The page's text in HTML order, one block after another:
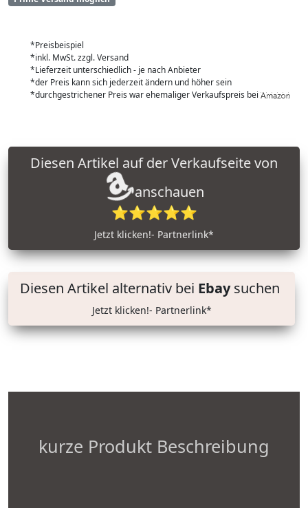
*Preisbeispiel
*inkl. MwSt. zzgl. Versand
*Lieferzeit unterschiedlich - je nach Anbieter
*der Preis kann sich jederzeit ändern und höher sein
*durchgestrichener Preis war ehemaliger Verkaufspreis bei
anschauen
⭐⭐⭐⭐⭐
Jetzt klicken!- Partnerlink*
Diesen Artikel alternativ bei Ebaysuchen
Jetzt klicken!- Partnerlink*
kurze Produkt Beschreibung